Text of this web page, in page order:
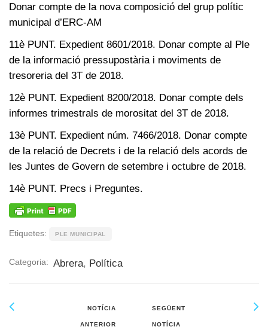
Donar compte de la nova composició del grup polític
municipal d’ERC-AM
11è PUNT. Expedient 8601/2018. Donar compte al Ple
de la informació pressupostària i moviments de
tresoreria del 3T de 2018.
12è PUNT. Expedient 8200/2018. Donar compte dels
informes trimestrals de morositat del 3T de 2018.
13è PUNT. Expedient núm. 7466/2018. Donar compte
de la relació de Decrets i de la relació dels acords de
les Juntes de Govern de setembre i octubre de 2018.
14è PUNT. Precs i Preguntes.
Etiquetes: PLE MUNICIPAL
Categoria: Abrera, Política
NOTÍCIA
ANTERIOR
SEGÜENT
NOTÍCIA